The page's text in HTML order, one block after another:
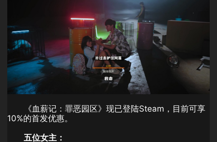
《血薪记：罪恶园区》现已登陆Steam，目前可享
10%的首发优惠。
五位女主：